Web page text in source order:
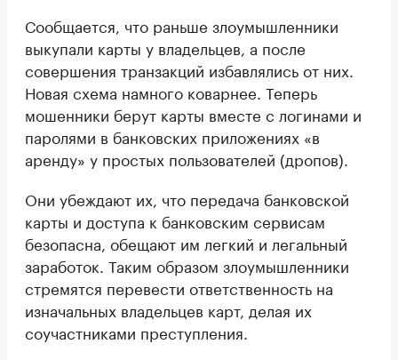
Сообщается, что раньше злоумышленники
выкупали карты у владельцев, а после
совершения транзакций избавлялись от них.
Новая схема намного коварнее. Теперь
мошенники берут карты вместе с логинами и
паролями в банковских приложениях «в
аренду» у простых пользователей (дропов).
Они убеждают их, что передача банковской
карты и доступа к банковским сервисам
безопасна, обещают им легкий и легальный
заработок. Таким образом злоумышленники
стремятся перевести ответственность на
изначальных владельцев карт, делая их
соучастниками преступления.